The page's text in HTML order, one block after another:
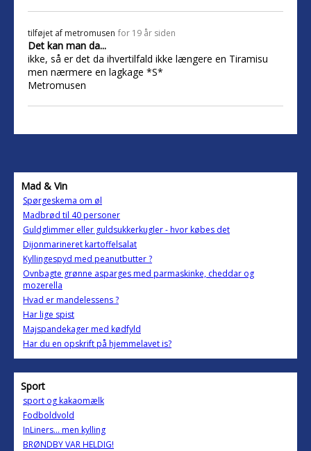
tilføjet af metromusen for 19 år siden
Det kan man da...
ikke, så er det da ihvertilfald ikke længere en Tiramisu
men nærmere en lagkage *S*
Metromusen
Mad & Vin
Spørgeskema om øl
Madbrød til 40 personer
Guldglimmer eller guldsukkerkugler - hvor købes det
Dijonmarineret kartoffelsalat
Kyllingespyd med peanutbutter ?
Ovnbagte grønne asparges med parmaskinke, cheddar og
mozerella
Hvad er mandelessens ?
Har lige spist
Majspandekager med kødfyld
Har du en opskrift på hjemmelavet is?
Sport
sport og kakaomælk
Fodboldvold
InLiners... men kylling
BRØNDBY VAR HELDIG!